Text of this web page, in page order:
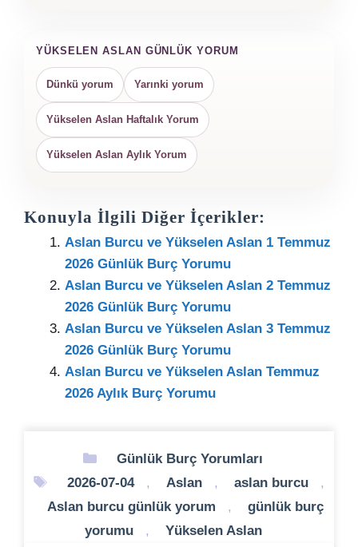
YÜKSELEN ASLAN GÜNLÜK YORUM
Dünkü yorum Yarınki yorum
Yükselen Aslan Haftalık Yorum
Yükselen Aslan Aylık Yorum
Konuyla İlgili Diğer İçerikler:
Aslan Burcu ve Yükselen Aslan 1 Temmuz
2026 Günlük Burç Yorumu
Aslan Burcu ve Yükselen Aslan 2 Temmuz
2026 Günlük Burç Yorumu
Aslan Burcu ve Yükselen Aslan 3 Temmuz
2026 Günlük Burç Yorumu
Aslan Burcu ve Yükselen Aslan Temmuz
2026 Aylık Burç Yorumu
Kategoriler
Günlük Burç Yorumları
Etiketler
2026-07-04 , Aslan , aslan burcu
,
Aslan burcu günlük yorum
,
günlük burç
yorumu
, Yükselen Aslan